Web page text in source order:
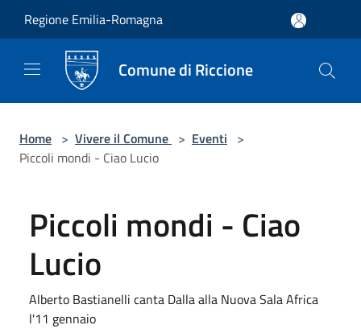
Regione Emilia-Romagna
Comune di Riccione
Home > Vivere il Comune > Eventi >
Piccoli mondi - Ciao Lucio
Piccoli mondi - Ciao
Lucio
Alberto Bastianelli canta Dalla alla Nuova Sala Africa
l'11 gennaio